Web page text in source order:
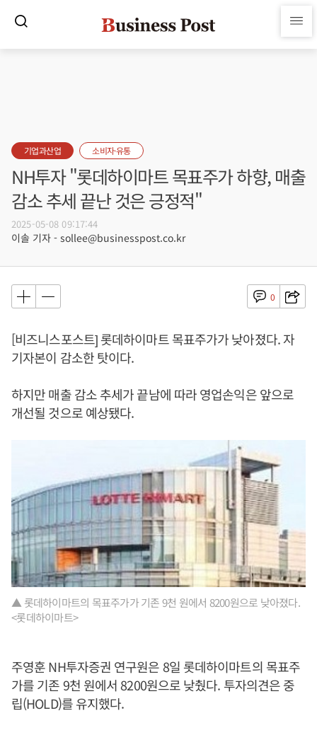
기업과산업 소비자·유통
NH투자 "롯데하이마트 목표주가 하향, 매출
감소 추세 끝난 것은 긍정적"
2025-05-08 09:17:44
이솔 기자 - sollee@businesspost.co.kr
0
[비즈니스포스트] 롯데하이마트 목표주가가 낮아졌다. 자
기자본이 감소한 탓이다.
하지만 매출 감소 추세가 끝남에 따라 영업손익은 앞으로
개선될 것으로 예상됐다.
▲ 롯데하이마트의 목표주가가 기존 9천 원에서 8200원으로 낮아졌다.
<롯데하이마트>
주영훈 NH투자증권 연구원은 8일 롯데하이마트의 목표주
가를 기존 9천 원에서 8200원으로 낮췄다. 투자의견은 중
립(HOLD)를 유지했다.